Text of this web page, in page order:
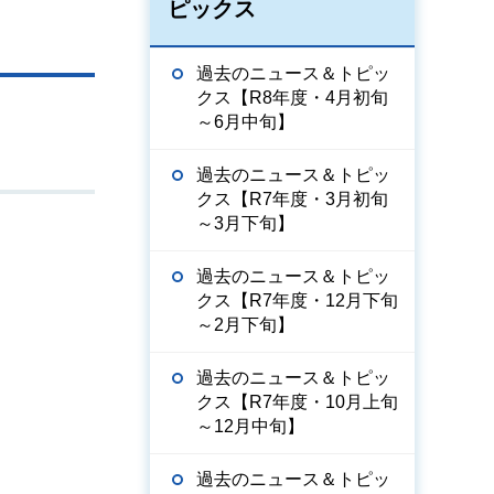
ピックス
過去のニュース＆トピッ
クス【R8年度・4月初旬
～6月中旬】
過去のニュース＆トピッ
クス【R7年度・3月初旬
～3月下旬】
過去のニュース＆トピッ
クス【R7年度・12月下旬
～2月下旬】
過去のニュース＆トピッ
クス【R7年度・10月上旬
～12月中旬】
過去のニュース＆トピッ